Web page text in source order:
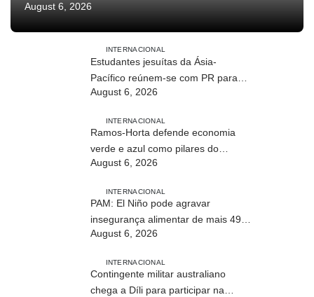
August 6, 2026
INTERNACIONAL
Estudantes jesuítas da Ásia-
Pacífico reúnem-se com PR para
conhecer processo de paz no país
August 6, 2026
INTERNACIONAL
Ramos-Horta defende economia
verde e azul como pilares do
desenvolvimento sustentável de
August 6, 2026
INTERNACIONAL
PAM: El Niño pode agravar
insegurança alimentar de mais 49
milhões de pessoas até 2027
August 6, 2026
INTERNACIONAL
Contingente militar australiano
chega a Díli para participar na